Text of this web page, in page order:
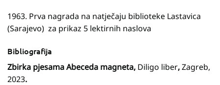
1963. Prva nagrada na natječaju biblioteke Lastavica
(Sarajevo) za prikaz 5 lektirnih naslova
Bibliografija
Zbirka pjesama Abeceda magneta, Diligo liber,Zagreb,
2023.